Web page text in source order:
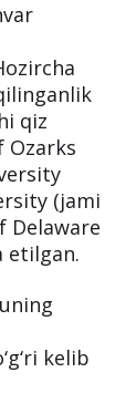
qiz
Ozarks
(jami
Delaware
etilgan.
kelib